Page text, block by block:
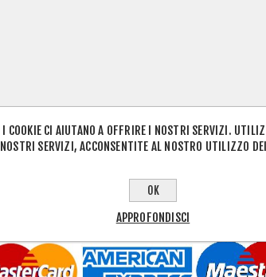
I COOKIE CI AIUTANO A OFFRIRE I NOSTRI SERVIZI.
NOSTRI SERVIZI, ACCONSENTITE AL NOSTRO UTILIZZO
OK
APPROFONDISCI